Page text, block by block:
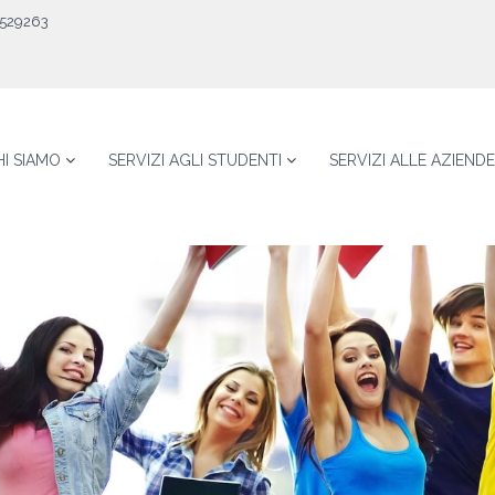
SIAMO SERVIZI AGLI STUDENTI SERVIZI ALLE AZIENDE